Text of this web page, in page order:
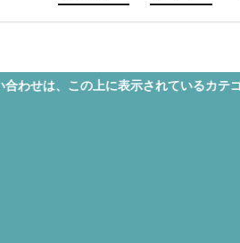
HUNTER×HUNTER
進撃の巨人
ジョジョの奇妙な冒険
上に表示されているカテゴリーの一番右